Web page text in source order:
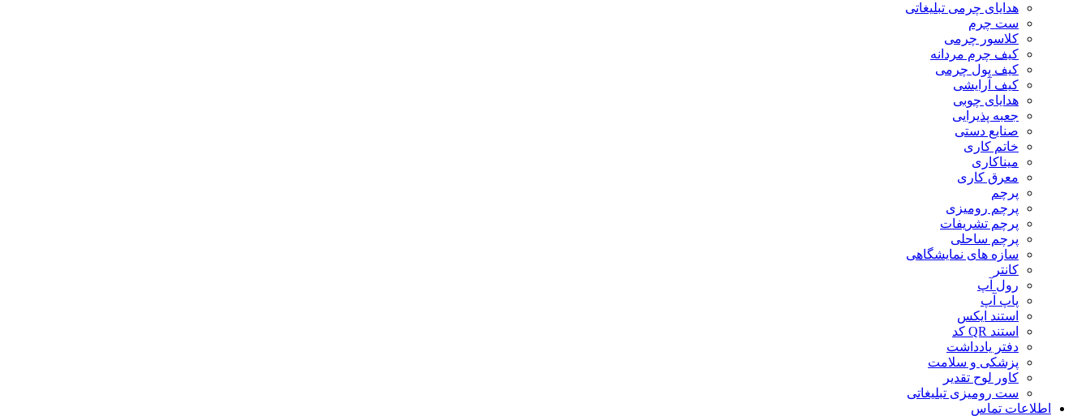
هدایای چرمی تبلیغاتی
ست چرم
کلاسور چرمی
کیف چرم مردانه
کیف پول چرمی
کیف آرایشی
هدایای چوبی
جعبه پذیرایی
صنایع دستی
خاتم کاری
میناکاری
معرق کاری
پرچم
پرچم رومیزی
پرچم تشریفات
پرچم ساحلی
سازه های نمایشگاهی
کانتر
رول آپ
پاپ آپ
استند ایکس
استند QR کد
دفتر یادداشت
پزشکی و سلامت
کاور لوح تقدیر
ست رومیزی تبلیغاتی
اطلاعات تماس